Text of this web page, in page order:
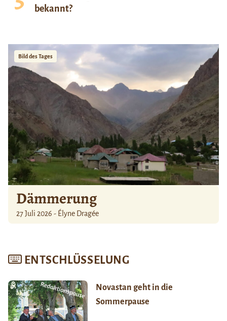
bekannt?
Bild des Tages
Dämmerung
27 Juli 2026 - Élyne Dragée
ENTSCHLÜSSELUNG
Novastan geht in die
Sommerpause